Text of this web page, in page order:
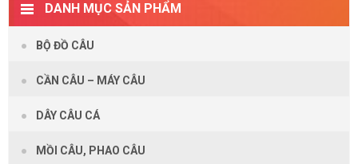
DANH MỤC SẢN PHẨM
BỘ ĐỒ CÂU
CẦN CÂU – MÁY CÂU
DÂY CÂU CÁ
MỒI CÂU, PHAO CÂU